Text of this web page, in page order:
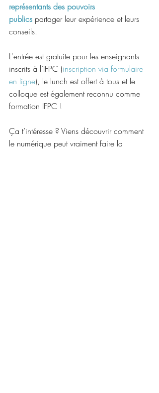
représentants des pouvoirs
publics partager leur expérience et leurs
conseils.
L'entrée est gratuite pour les enseignants
inscrits à l’IFPC (inscription via formulaire
en ligne), le lunch est offert à tous et le
colloque est également reconnu comme
formation IFPC !
Ça t’intéresse ? Viens découvrir comment
le numérique peut vraiment faire la